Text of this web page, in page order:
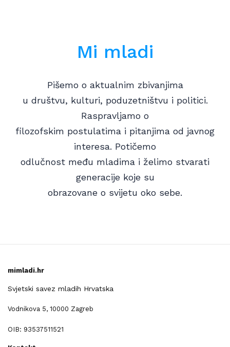
Mi mladi
Pišemo o aktualnim zbivanjima
u društvu, kulturi, poduzetništvu i politici.
Raspravljamo o
filozofskim postulatima i pitanjima od javnog
interesa. Potičemo
odlučnost među mladima i želimo stvarati
generacije koje su
obrazovane o svijetu oko sebe.
mimladi.hr
Svjetski savez mladih Hrvatska
Vodnikova 5, 10000 Zagreb
OIB: 93537511521